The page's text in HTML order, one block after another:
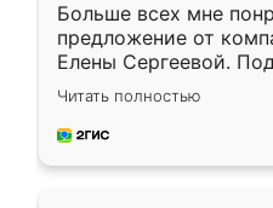
Больше всех мне
предложение от
Елены Сергеевой.
короткие сроки
для замера
предложил по моему
Читать полностью